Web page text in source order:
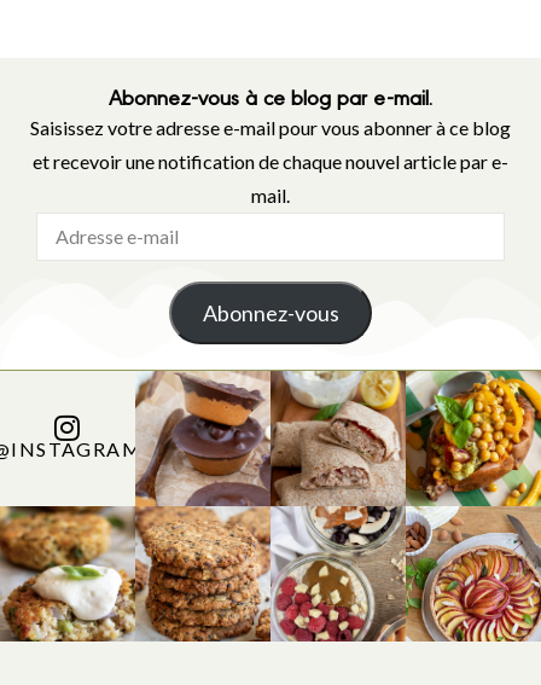
Abonnez-vous à ce blog par e-mail.
Saisissez votre adresse e-mail pour vous abonner à ce blog
et recevoir une notification de chaque nouvel article par e-
mail.
Abonnez-vous